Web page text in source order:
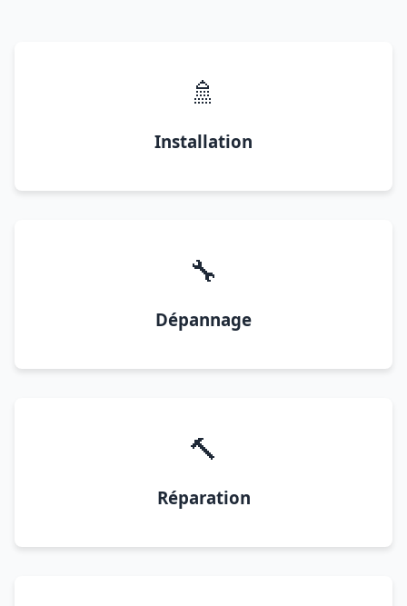
🚿
Installation
🔧
Dépannage
🔨
Réparation